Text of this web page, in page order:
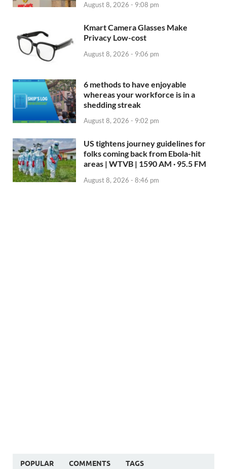
August 8, 2026 - 9:08 pm
Kmart Camera Glasses Make
Privacy Low-cost
August 8, 2026 - 9:06 pm
6 methods to have enjoyable
whereas your workforce is in a
shedding streak
August 8, 2026 - 9:02 pm
US tightens journey guidelines for
folks coming back from Ebola-hit
areas | WTVB | 1590 AM · 95.5 FM
August 8, 2026 - 8:46 pm
POPULAR COMMENTS TAGS